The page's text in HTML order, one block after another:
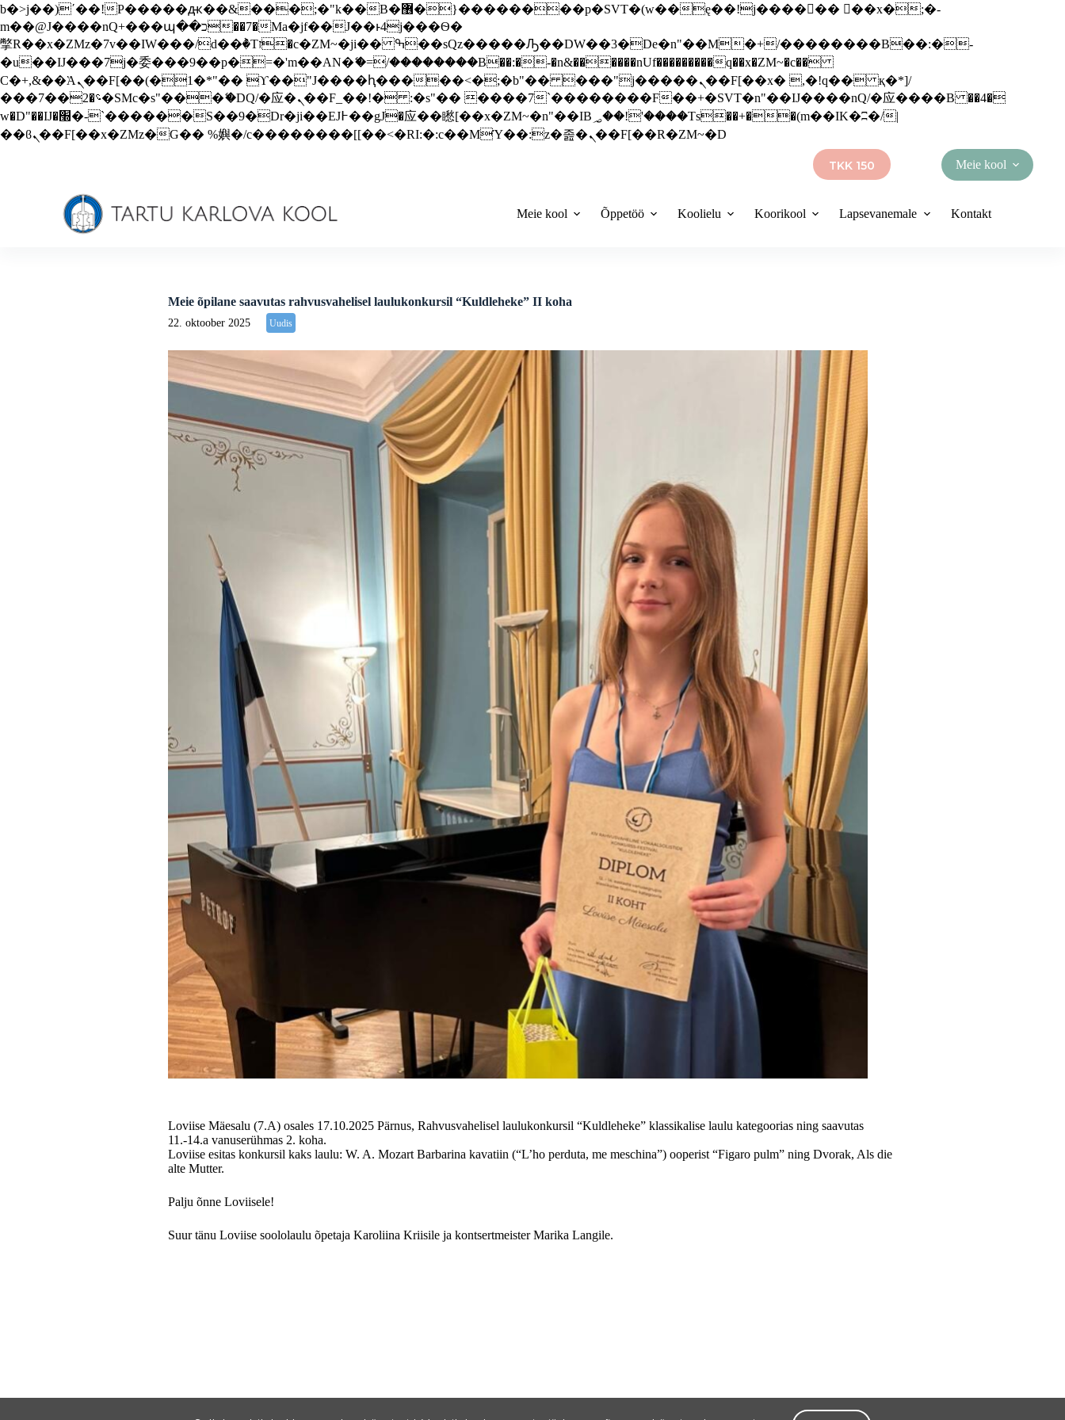
b�>j��)΄��!P�����ԫ��&���;�"k��B�޶�}��������p�SVT�(w��ę��!j������ ��x�;�-
m��@J����nQ+���պ��כ��7�Ma�jf��J��ͱ4j���Ѳ�
撆R��x�ZMz�7v��IW���/d��ٞ�Тז�c�ZM~�ji�� ߒ��sQz�����Ԡ��DW��3�De�n"��M�+/��������B��:�-
�u��IJ���7j�委���9��p�=�'m��AN�ޭ�=/��������B��:�-�n&������nUf���������q��x�ZM~�c��
Ϲ�+,&��Ὰܢ��F[��(�1�*"�� ϒ��"J����ԧ�����<�;�b"�� ���"j�����ܢ��F[��x� ,�!q�� қ�*]/
���؝�2��7�SMc�s"���ޭ�DQ/�应�ܢ��F_��!� :�s"�� ����7`��������F��+�SVT�n"��IJ����nQ/�应����B ��4�
w�D"��IJ�׭�-`������S��9�Dr�ji��EJ߅��gJ�应��矁[��x�ZM~�n"��IB؃��!'����Тѕ��+��(m��IK�ʭ�/|
��ϐܢ��F[��x�ZMz�G�� %嬩�/c��������[[��<�RI:�:c��MΎ��:z�졾�ܢ��F[��R�ZM~�D
S
k
i
p
o
c
o
n
t
TKK 150 Meie kool
Meie kool Õppetöö Koolielu Koorikool Lapsevanemale Kontakt
Meie õpilane saavutas rahvusvahelisel laulukonkursil “Kuldleheke” II koha
22. oktoober 2025 Uudis
Loviise Mäesalu (7.A) osales 17.10.2025 Pärnus, Rahvusvahelisel laulukonkursil “Kuldleheke” klassikalise laulu kategoorias ning saavutas
11.-14.a vanuserühmas 2. koha.
Loviise esitas konkursil kaks laulu: W. A. Mozart Barbarina kavatiin (“L’ho perduta, me meschina”) ooperist “Figaro pulm” ning Dvorak, Als die
alte Mutter.
Palju õnne Loviisele!
Suur tänu Loviise soololaulu õpetaja Karoliina Kriisile ja kontsertmeister Marika Langile.